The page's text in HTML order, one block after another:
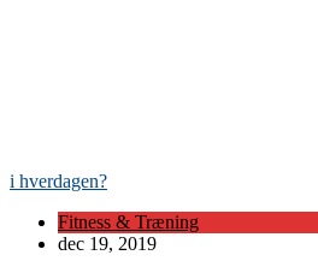
i hverdagen?
Fitness & Træning
dec 19, 2019